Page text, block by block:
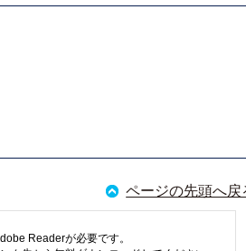
ページの先頭へ戻
Readerが必要です。